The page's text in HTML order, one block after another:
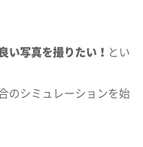
い写真を撮りたい！ とい
のシミュレーションを始